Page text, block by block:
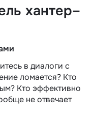
хантер–
в диалоги с
ломается? Кто
Кто эффективно
не отвечает